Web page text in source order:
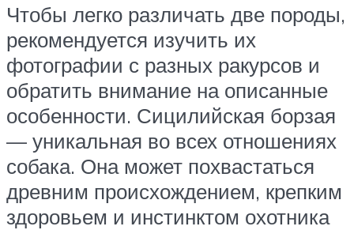
Чтобы легко различать две породы,
рекомендуется изучить их
фотографии с разных ракурсов и
обратить внимание на описанные
особенности. Сицилийская борзая
— уникальная во всех отношениях
собака. Она может похвастаться
древним происхождением, крепким
здоровьем и инстинктом охотника